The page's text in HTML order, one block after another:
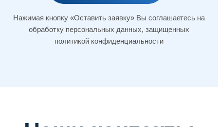
© 2025 Arina.Care. Все права защищены.
Договор оферты